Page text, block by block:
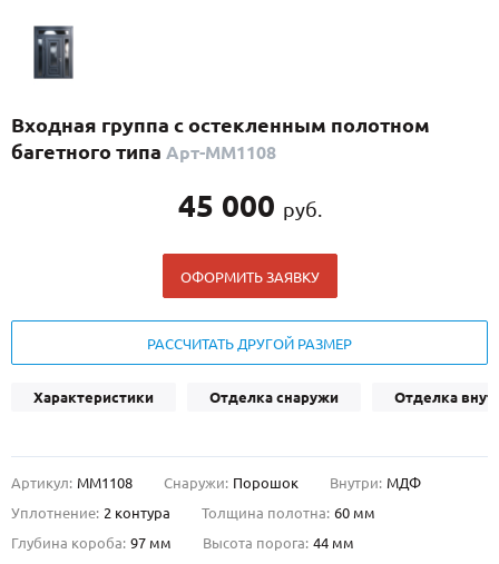
ПО НАЗНАЧЕНИЮ
ПО КОНСТРУКЦИИ
ДВЕРИ С ТЕРМОРАЗРЫВОМ
ГАЛЕРЕЯ
ОПЛАТА
УСТАНОВКА
О НАС
Входная группа с остекленным полотном
багетного типа Арт-ММ1108
45 000 руб.
ОФОРМИТЬ ЗАЯВКУ
РАССЧИТАТЬ ДРУГОЙ РАЗМЕР
Характеристики Отделка снаружи Отделка
Артикул: ММ1108 Снаружи: Порошок Внутри: МДФ
Уплотнение: 2 контура Толщина полотна: 60 мм
Глубина короба: 97 мм Высота порога: 44 мм